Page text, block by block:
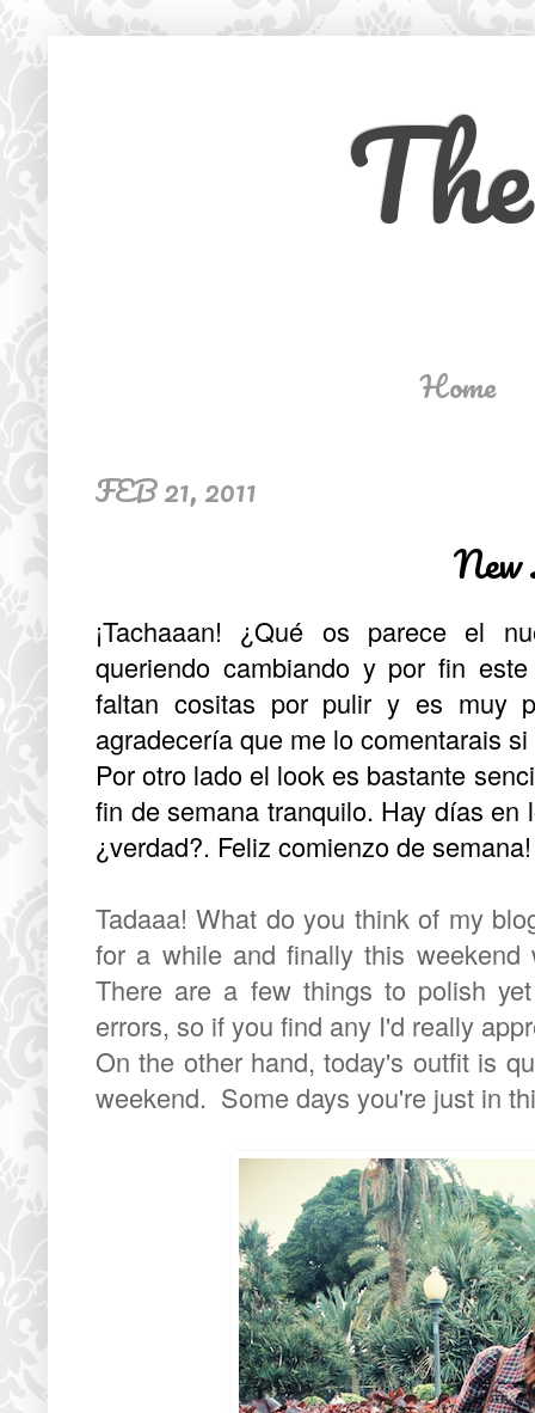
Home
FEB 21, 2011
¡Tachaaan! ¿Qué os parece el
queriendo cambiando y por fin
faltan cositas por pulir y es muy
agradecería que me lo comentarais
Por otro lado el look es bastante
fin de semana tranquilo. Hay días
¿verdad?. Feliz comienzo de semana!
Tadaaa! What do you think of my
for a while and finally this
There are a few things to polish
errors, so if you find any I'd really
On the other hand, today's outfit is
weekend. Some days you're just in